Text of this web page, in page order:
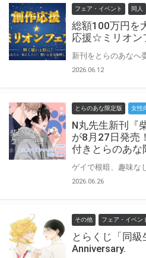
フェア・イベント 同人
総額100万円を
応援☆ミリオン
2026.06.12
とらのあな限定版 女性
N丸先生新刊『
が8月27日発売
付きとらのあな
2026.06.26
その他 フェア・イベン
とらくじ「同
Anniversary.